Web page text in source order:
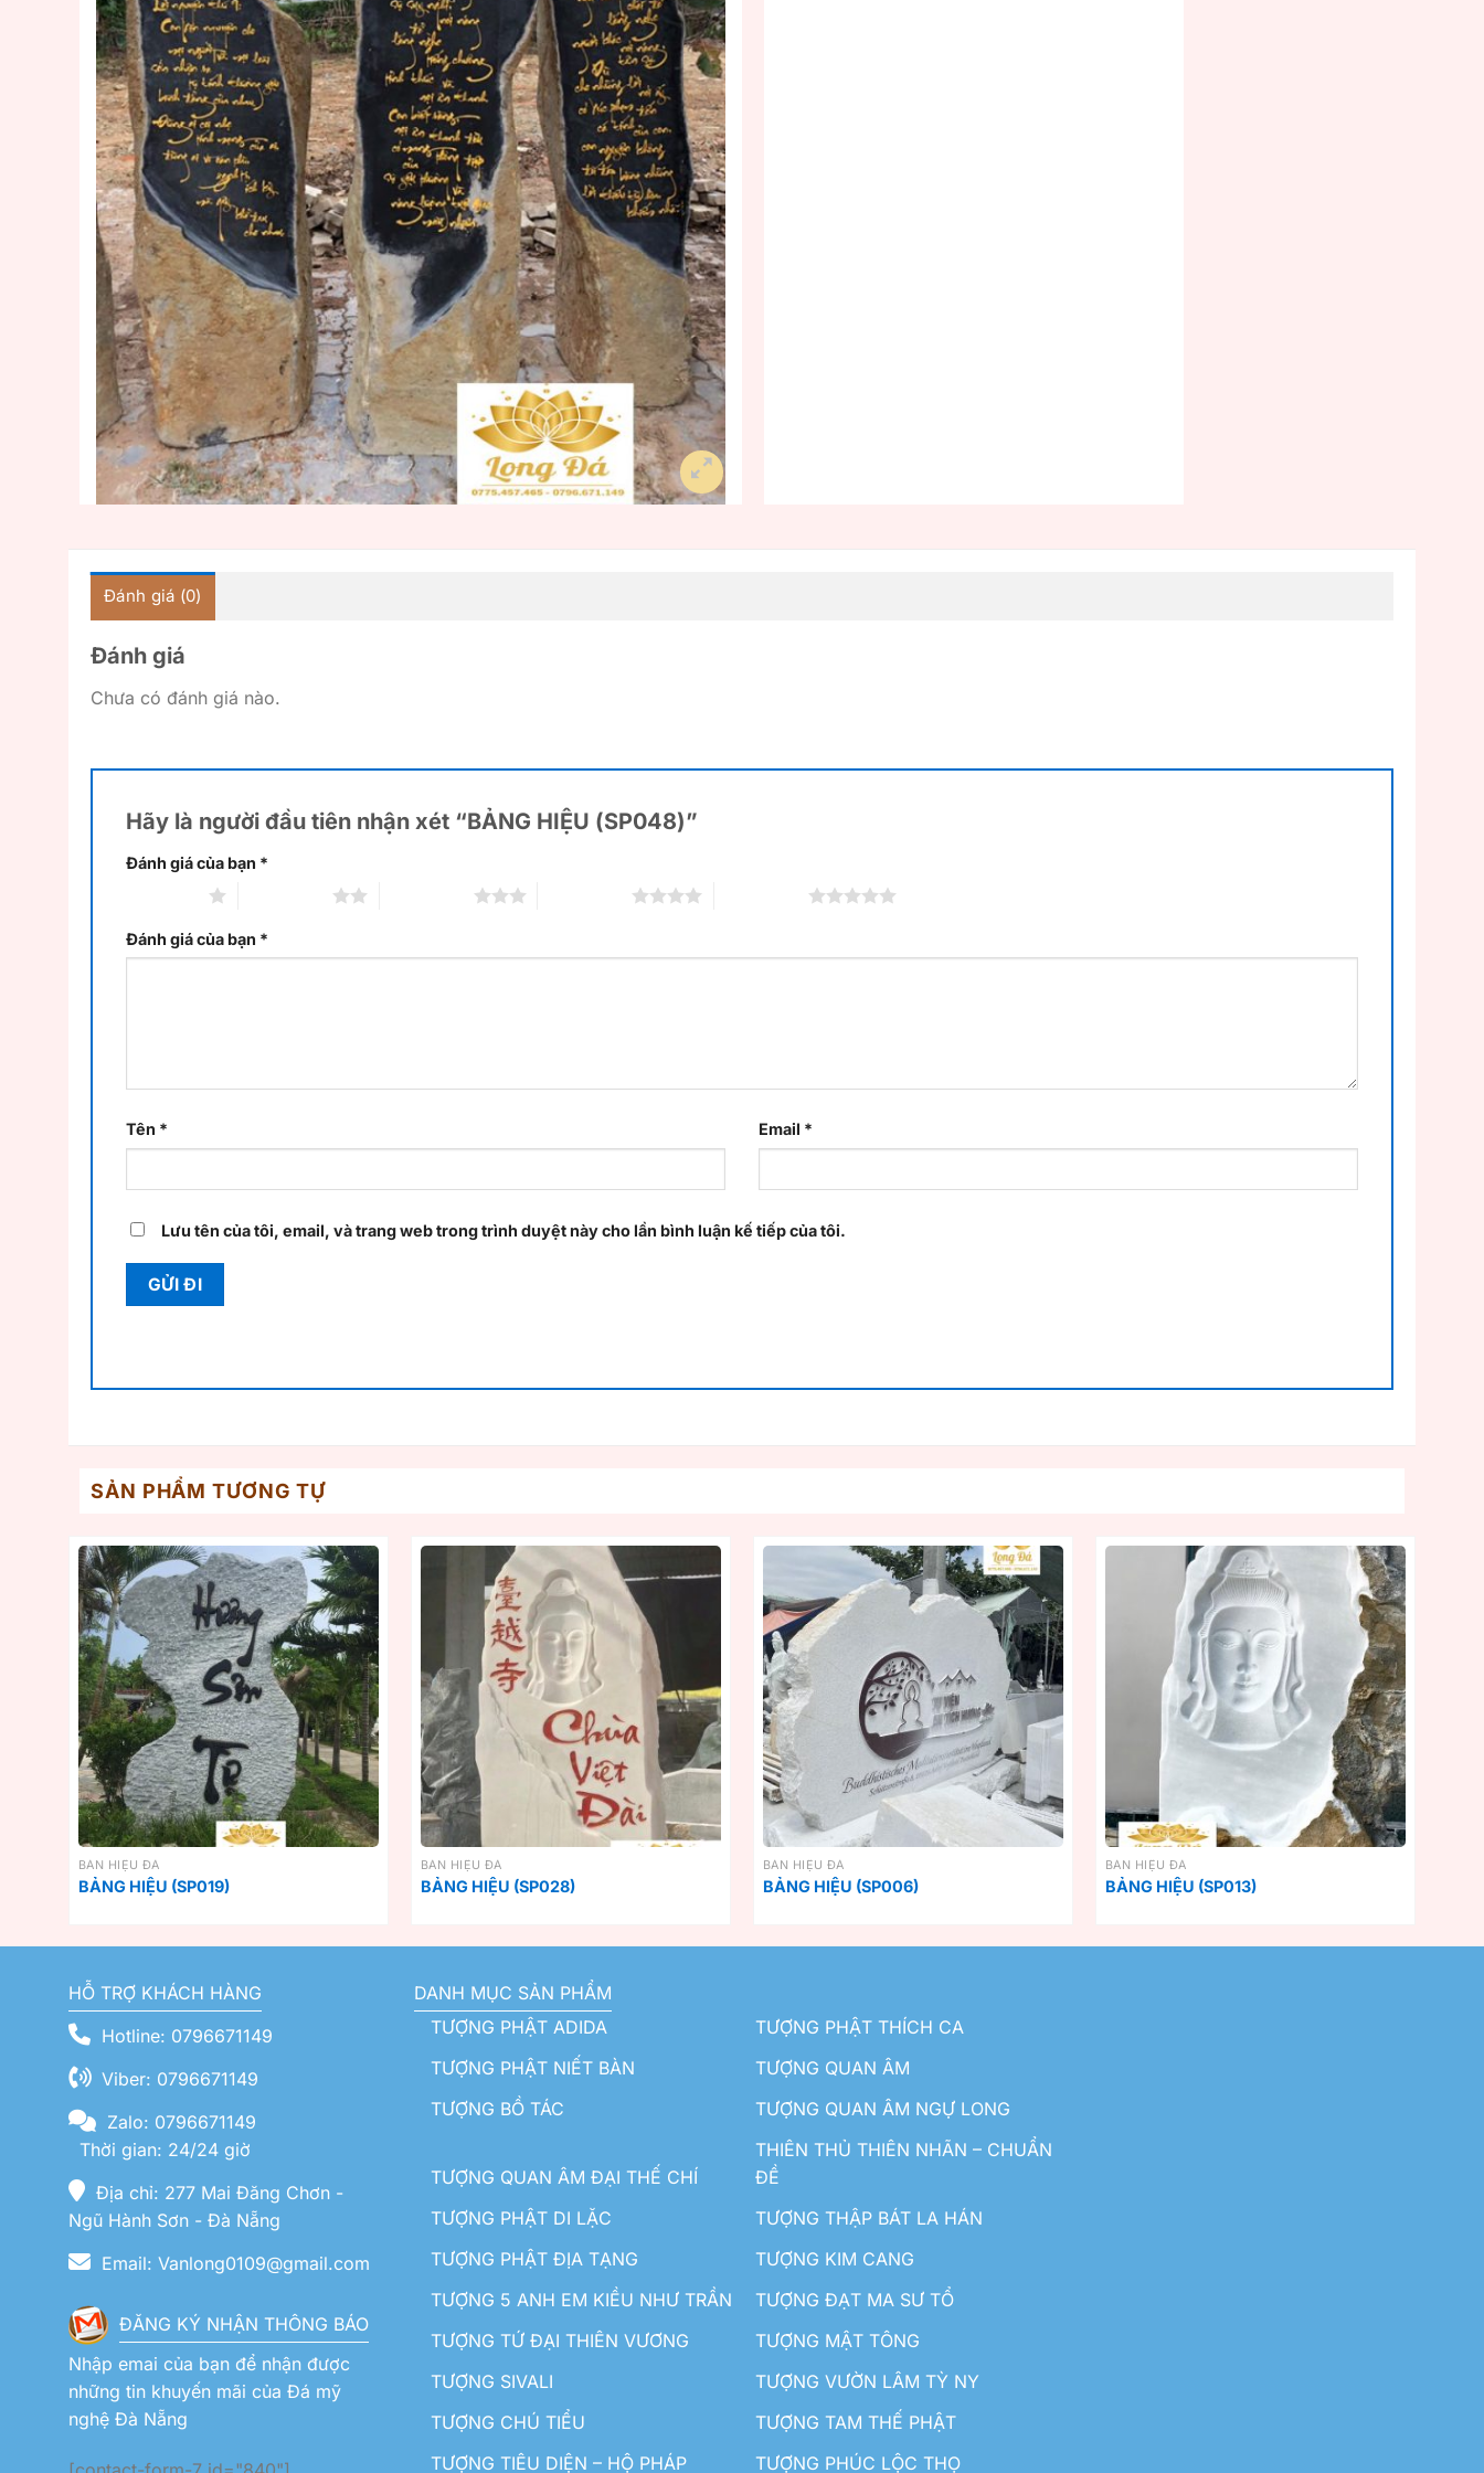
Đánh giá (0)
Đánh giá
Chưa có đánh giá nào.
Hãy là người đầu tiên nhận xét “BẢNG HIỆU (SP048)”
Đánh giá của bạn *
Đánh giá của bạn *
Tên * Email *
Lưu tên của tôi, email, và trang web trong trình duyệt này cho lần bình luận kế tiếp của tôi.
SẢN PHẨM TƯƠNG TỰ
BẢN HIỆU ĐÁ
BẢNG HIỆU (SP019)
BẢN HIỆU ĐÁ
BẢNG HIỆU (SP028)
BẢN HIỆU ĐÁ
BẢNG HIỆU (SP006)
BẢN HIỆU ĐÁ
BẢNG HIỆU (SP013)
HỖ TRỢ KHÁCH HÀNG
Hotline: 0796671149
Viber: 0796671149
Zalo: 0796671149
Thời gian: 24/24 giờ
Địa chỉ: 277 Mai Đăng Chơn -
Ngũ Hành Sơn - Đà Nẵng
Email: Vanlong0109@gmail.com
ĐĂNG KÝ NHẬN THÔNG BÁO
Nhập emai của bạn để nhận được
những tin khuyến mãi của Đá mỹ
nghệ Đà Nẵng
DANH MỤC SẢN PHẨM
TƯỢNG PHẬT ADIDA
TƯỢNG PHẬT THÍCH CA
TƯỢNG PHẬT NIẾT BÀN
TƯỢNG QUAN ÂM
TƯỢNG BỒ TÁC
TƯỢNG QUAN ÂM NGỰ LONG
TƯỢNG QUAN ÂM ĐẠI THẾ CHÍ
THIÊN THỦ THIÊN NHÃN – CHUẨN
ĐỀ
TƯỢNG PHẬT DI LẶC
TƯỢNG THẬP BÁT LA HÁN
TƯỢNG PHẬT ĐỊA TẠNG
TƯỢNG KIM CANG
TƯỢNG 5 ANH EM KIỀU NHƯ TRẦN
TƯỢNG ĐẠT MA SƯ TỔ
TƯỢNG TỨ ĐẠI THIÊN VƯƠNG
TƯỢNG MẬT TÔNG
TƯỢNG SIVALI
TƯỢNG VƯỜN LÂM TỲ NY
TƯỢNG CHÚ TIỂU
TƯỢNG TAM THẾ PHẬT
TƯỢNG TIÊU DIỆN – HỘ PHÁP
TƯỢNG PHÚC LỘC THỌ